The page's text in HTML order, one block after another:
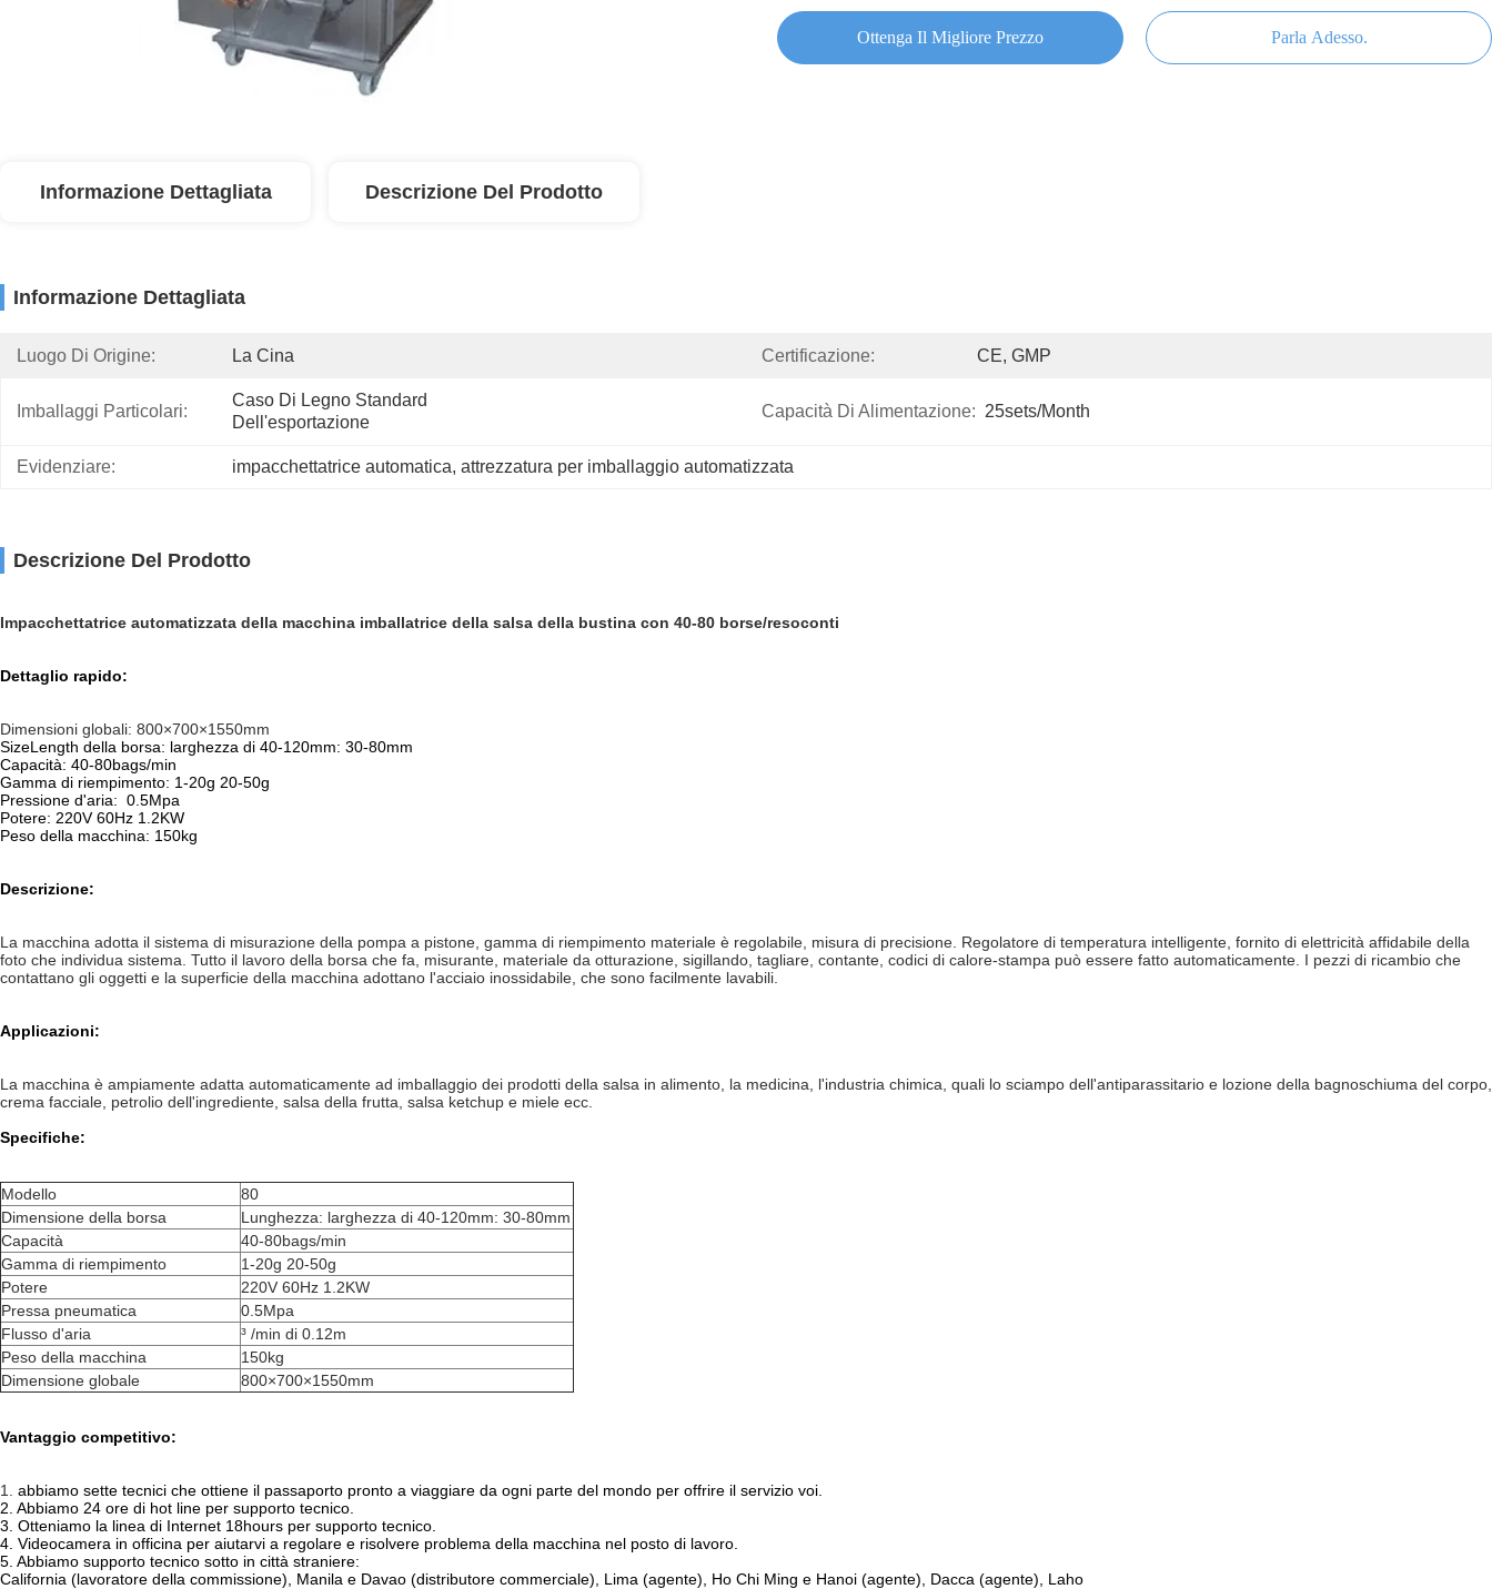
Ottenga Il Migliore Prezzo Parla Adesso.
Informazione Dettagliata Descrizione Del Prodotto
Informazione Dettagliata
Luogo Di Origine: La Cina Certificazione: CE, GMP
Imballaggi Particolari:
Caso Di Legno Standard
Dell'esportazione
Capacità Di Alimentazione: 25sets/month
Evidenziare: impacchettatrice automatica, attrezzatura per imballaggio automatizzata
Descrizione Del Prodotto
Impacchettatrice automatizzata della macchina imballatrice della salsa della bustina con 40-80 borse/resoconti
Dettaglio rapido:
Dimensioni globali: 800×700×1550mm
SizeLength della borsa: larghezza di 40-120mm: 30-80mm
Capacità: 40-80bags/min
Gamma di riempimento: 1-20g 20-50g
Pressione d'aria: 0.5Mpa
Potere: 220V 60Hz 1.2KW
Peso della macchina: 150kg
Descrizione:
La macchina adotta il sistema di misurazione della pompa a pistone, gamma di riempimento materiale è regolabile, misura di precisione. Regolatore di temperatura intelligente, fornito di elettricità affidabile della
foto che individua sistema. Tutto il lavoro della borsa che fa, misurante, materiale da otturazione, sigillando, tagliare, contante, codici di calore-stampa può essere fatto automaticamente. I pezzi di ricambio che
contattano gli oggetti e la superficie della macchina adottano l'acciaio inossidabile, che sono facilmente lavabili.
Applicazioni:
La macchina è ampiamente adatta automaticamente ad imballaggio dei prodotti della salsa in alimento, la medicina, l'industria chimica, quali lo sciampo dell'antiparassitario e lozione della bagnoschiuma del corpo,
crema facciale, petrolio dell'ingrediente, salsa della frutta, salsa ketchup e miele ecc.
Specifiche:
Modello
80
Dimensione della borsa
Lunghezza: larghezza di 40-120mm: 30-80mm
Capacità
40-80bags/min
Gamma di riempimento
1-20g 20-50g
Potere
220V 60Hz 1.2KW
Pressa pneumatica
0.5Mpa
Flusso d'aria
³ /min di 0.12m
Peso della macchina
150kg
Dimensione globale
800×700×1550mm
Vantaggio competitivo:
1. abbiamo sette tecnici che ottiene il passaporto pronto a viaggiare da ogni parte del mondo per offrire il servizio voi.
2. Abbiamo 24 ore di hot line per supporto tecnico.
3. Otteniamo la linea di Internet 18hours per supporto tecnico.
4. Videocamera in officina per aiutarvi a regolare e risolvere problema della macchina nel posto di lavoro.
5. Abbiamo supporto tecnico sotto in città straniere:
California (lavoratore della commissione), Manila e Davao (distributore commerciale), Lima (agente), Ho Chi Ming e Hanoi (agente), Dacca (agente), Laho